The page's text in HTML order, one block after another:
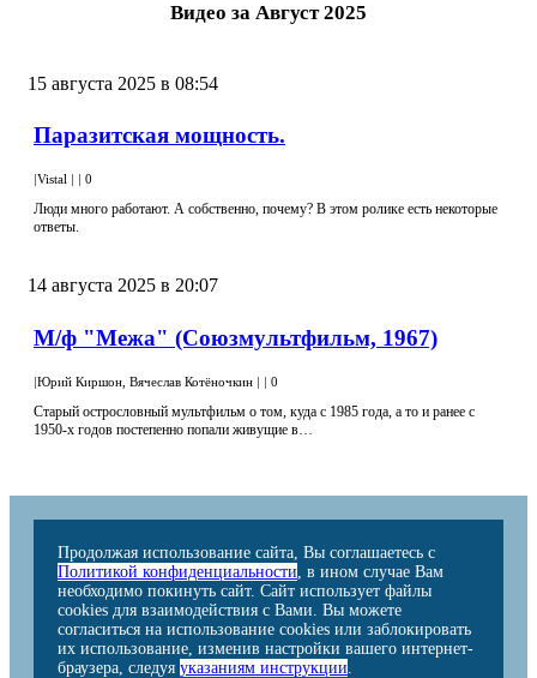
Видео за Август 2025
15 августа 2025 в 08:54
Паразитская мощность.
|Vistal | | 0
Люди много работают. А собственно, почему? В этом ролике есть некоторые
ответы.
14 августа 2025 в 20:07
М/ф "Межа" (Союзмультфильм, 1967)
|Юрий Киршон, Вячеслав Котёночкин | | 0
Старый острословный мультфильм о том, куда с 1985 года, а то и ранее с
1950-х годов постепенно попали живущие в…
Продолжая использование сайта, Вы соглашаетесь с
Политикой конфиденциальности , в ином случае Вам
необходимо покинуть сайт. Сайт использует файлы
cookies для взаимодействия с Вами. Вы можете
согласиться на использование cookies или заблокировать
их использование, изменив настройки вашего интернет-
браузера, следуя указаниям инструкции